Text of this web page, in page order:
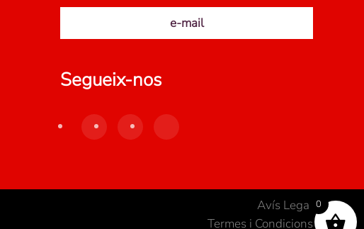
e-mail
Segueix-nos
Avís Legal
Termes i Condicions
0